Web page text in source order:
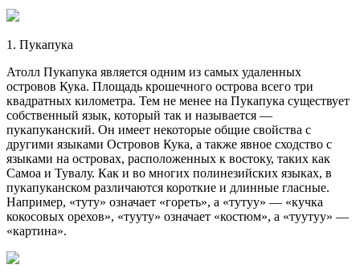
1. Пукапука
Атолл Пукапука является одним из самых удаленных
островов Кука. Площадь крошечного острова всего три
квадратных километра. Тем не менее на Пукапука существует
собственный язык, который так и называется —
пукапуканский. Он имеет некоторые общие свойства с
другими языками Островов Кука, а также явное сходство с
языками на островах, расположенных к востоку, таких как
Самоа и Тувалу. Как и во многих полинезийских языках, в
пукапуканском различаются короткие и длинные гласные.
Например, «туту» означает «гореть», а «тутуу» — «кучка
кокосовых орехов», «тууту» означает «костюм», а «туутуу» —
«картина».